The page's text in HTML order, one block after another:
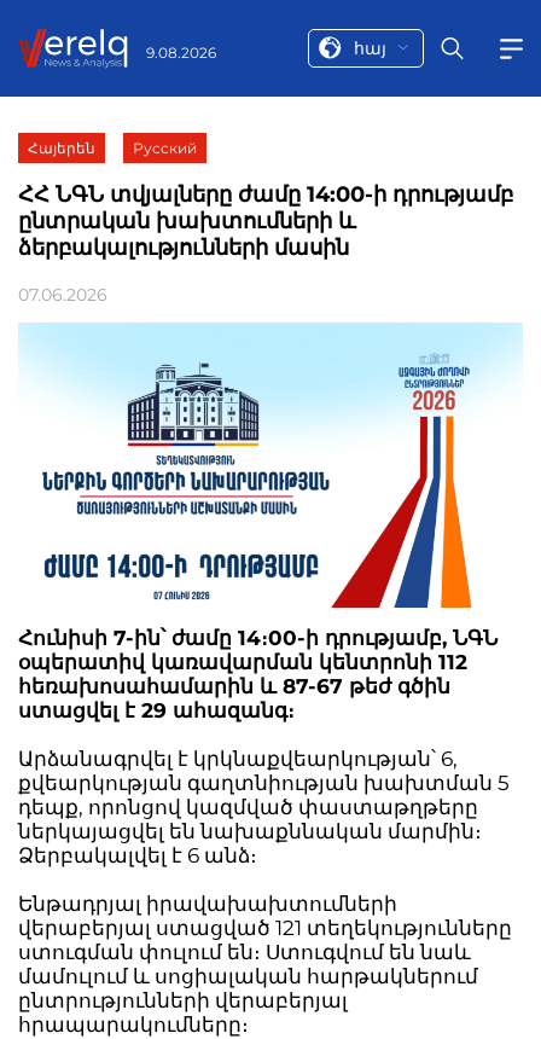
9.08.2026 հայ
Հայերեն Русский
ՀՀ ՆԳՆ տվյալները ժամը 14:00-ի դրությամբ
ընտրական խախտումների և
ձերբակալությունների մասին
07.06.2026
Հունիսի 7-ին՝ ժամը 14։00-ի դրությամբ, ՆԳՆ
օպերատիվ կառավարման կենտրոնի 112
հեռախոսահամարին և 87-67 թեժ գծին
ստացվել է 29 ահազանգ։
Արձանագրվել է կրկնաքվեարկության՝ 6,
քվեարկության գաղտնիության խախտման 5
դեպք, որոնցով կազմված փաստաթղթերը
ներկայացվել են նախաքննական մարմին։
Ձերբակալվել է 6 անձ։
Ենթադրյալ իրավախախտումների
վերաբերյալ ստացված 121 տեղեկությունները
ստուգման փուլում են։ Ստուգվում են նաև
մամուլում և սոցիալական հարթակներում
ընտրությունների վերաբերյալ
հրապարակումները։